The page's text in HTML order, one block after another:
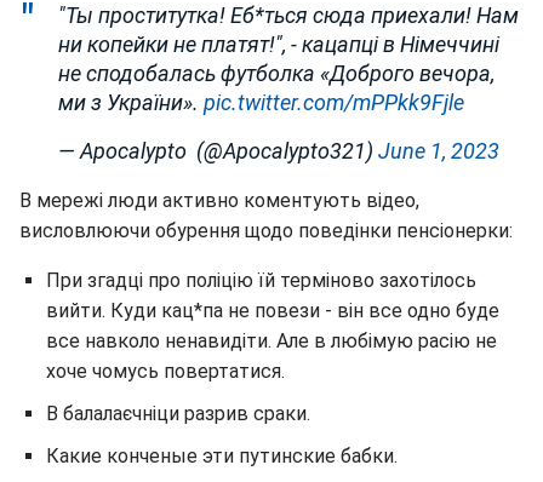
"Ты проститутка! Еб*ться сюда приехали! Нам
ни копейки не платят!", - кацапці в Німеччині
не сподобалась футболка «Доброго вечора,
ми з України». pic.twitter.com/mPPkk9Fjle
— Apocalypto ‍ (@Apocalypto321) June 1, 2023
В мережі люди активно коментують відео,
висловлюючи обурення щодо поведінки пенсіонерки:
При згадці про поліцію їй терміново захотілось
вийти. Куди кац*па не повези - він все одно буде
все навколо ненавидіти. Але в любімую расію не
хоче чомусь повертатися.
В балалаєчніци разрив сраки.
Какие конченые эти путинские бабки.